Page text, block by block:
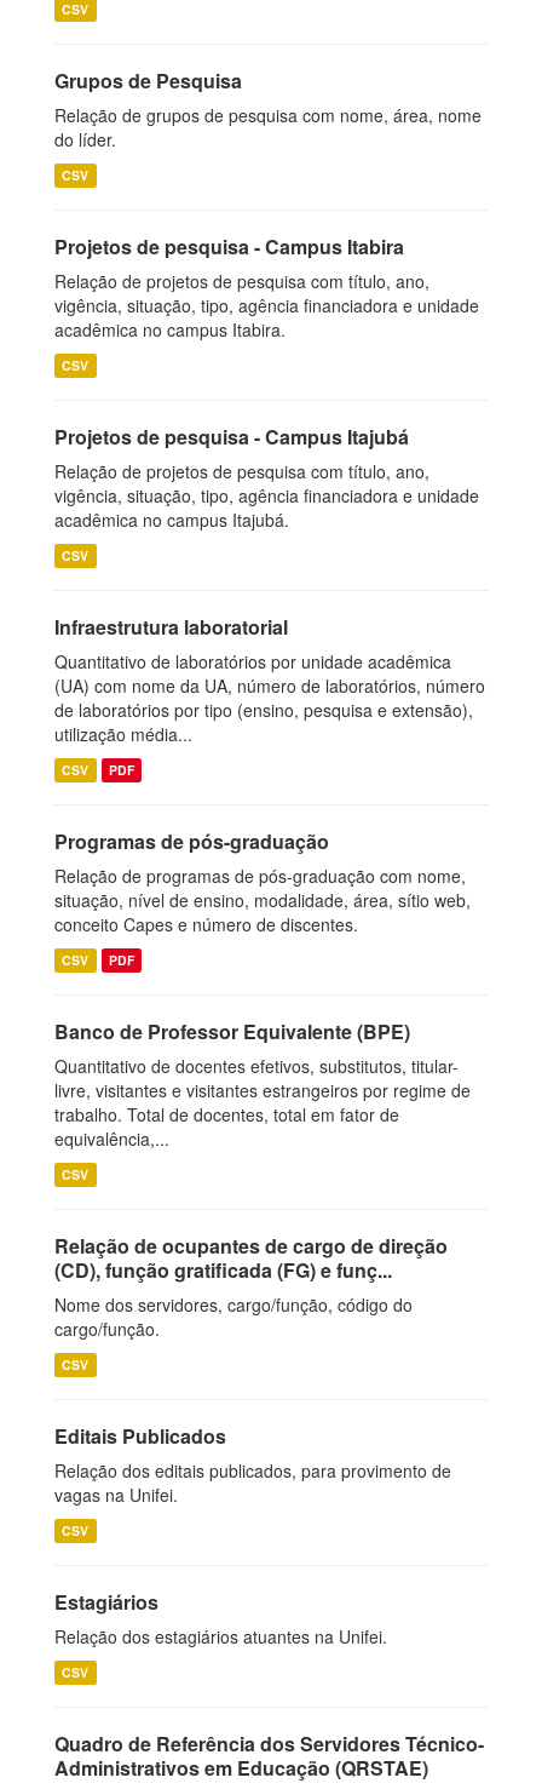
CSV
Grupos de Pesquisa
Relação de grupos de pesquisa com nome, área, nome
do líder.
CSV
Projetos de pesquisa - Campus Itabira
Relação de projetos de pesquisa com título, ano,
vigência, situação, tipo, agência financiadora e unidade
acadêmica no campus Itabira.
CSV
Projetos de pesquisa - Campus Itajubá
Relação de projetos de pesquisa com título, ano,
vigência, situação, tipo, agência financiadora e unidade
acadêmica no campus Itajubá.
CSV
Infraestrutura laboratorial
Quantitativo de laboratórios por unidade acadêmica
(UA) com nome da UA, número de laboratórios, número
de laboratórios por tipo (ensino, pesquisa e extensão),
utilização média...
CSV PDF
Programas de pós-graduação
Relação de programas de pós-graduação com nome,
situação, nível de ensino, modalidade, área, sítio web,
conceito Capes e número de discentes.
CSV PDF
Banco de Professor Equivalente (BPE)
Quantitativo de docentes efetivos, substitutos, titular-
livre, visitantes e visitantes estrangeiros por regime de
trabalho. Total de docentes, total em fator de
equivalência,...
CSV
Relação de ocupantes de cargo de direção
(CD), função gratificada (FG) e funç...
Nome dos servidores, cargo/função, código do
cargo/função.
CSV
Editais Publicados
Relação dos editais publicados, para provimento de
vagas na Unifei.
CSV
Estagiários
Relação dos estagiários atuantes na Unifei.
CSV
Quadro de Referência dos Servidores Técnico-
Administrativos em Educação (QRSTAE)